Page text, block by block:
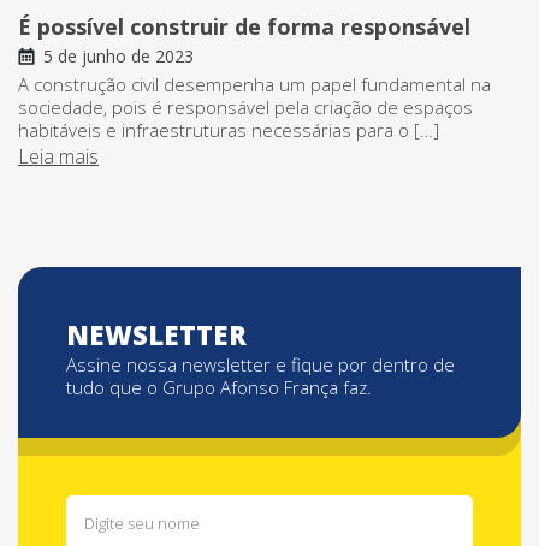
É possível construir de forma responsável
5 de junho de 2023
A construção civil desempenha um papel fundamental na
sociedade, pois é responsável pela criação de espaços
habitáveis e infraestruturas necessárias para o […]
Leia mais
NEWSLETTER
Assine nossa newsletter e fique por dentro de
tudo que o Grupo Afonso França faz.